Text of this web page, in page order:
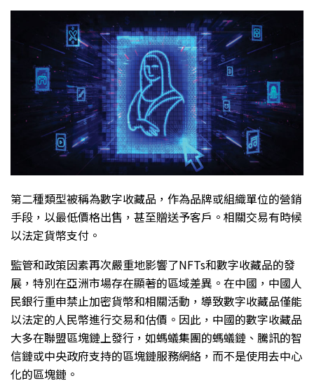
第二種類型被稱為數字收藏品，作為品牌或組織單位的營銷
手段，以最低價格出售，甚至贈送予客戶。相關交易有時候
以法定貨幣支付。
監管和政策因素再次嚴重地影響了NFTs和數字收藏品的發
展，特別在亞洲市場存在顯著的區域差異。在中國，中國人
民銀行重申禁止加密貨幣和相關活動，導致數字收藏品僅能
以法定的人民幣進行交易和估價。因此，中國的數字收藏品
大多在聯盟區塊鏈上發行，如螞蟻集團的螞蟻鏈、騰訊的智
信鏈或中央政府支持的區塊鏈服務網絡，而不是使用去中心
化的區塊鏈。